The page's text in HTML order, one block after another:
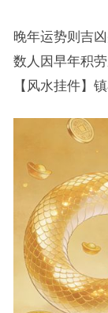
晚年运势则吉
数人因早年积
【风水挂件】